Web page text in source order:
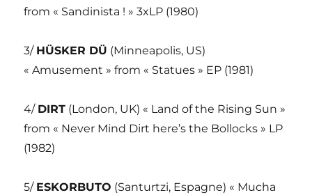
from « Sandinista ! » 3xLP (1980)
3/ HÜSKER DÜ (Minneapolis, US)
« Amusement » from « Statues » EP (1981)
4/ DIRT (London, UK) « Land of the Rising Sun »
from « Never Mind Dirt here’s the Bollocks » LP
(1982)
5/ ESKORBUTO (Santurtzi, Espagne) « Mucha